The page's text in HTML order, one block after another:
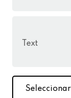
Text
Seleccionar
país